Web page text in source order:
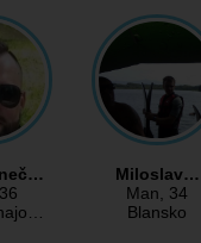
Miloslav…
Man, 34
Blansko